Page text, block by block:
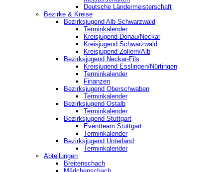
Deutsche Ländermeisterschaft
Bezirke & Kreise
Bezirksjugend Alb-Schwarzwald
Terminkalender
Kreisjugend Donau/Neckar
Kreisjugend Schwarzwald
Kreisjugend Zollern/Alb
Bezirksjugend Neckar-Fils
Kreisjugend ‎Esslingen/Nürtingen
Terminkalender
Finanzen
Bezirksjugend Oberschwaben
Terminkalender
Bezirksjugend Ostalb
Terminkalender
Bezirksjugend Stuttgart
‎Eventteam Stuttgart
Terminkalender
Bezirksjugend Unterland
Terminkalender
Abteilungen
Breitenschach